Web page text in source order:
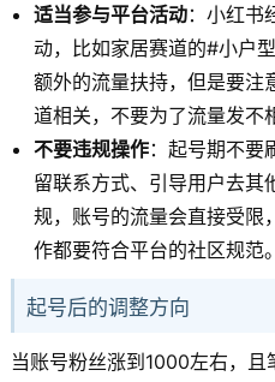
适当参与平台活动：小红书
动，比如家居赛道的#小户
额外的流量扶持，但是要注
道相关，不要为了流量发不
不要违规操作：起号期不要
留联系方式、引导用户去其
规，账号的流量会直接受限
作都要符合平台的社区规范。
起号后的调整方向
当账号粉丝涨到1000左右，